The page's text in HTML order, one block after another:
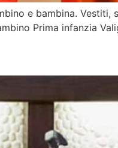
e bambina. Vestiti,
Prima infanzia